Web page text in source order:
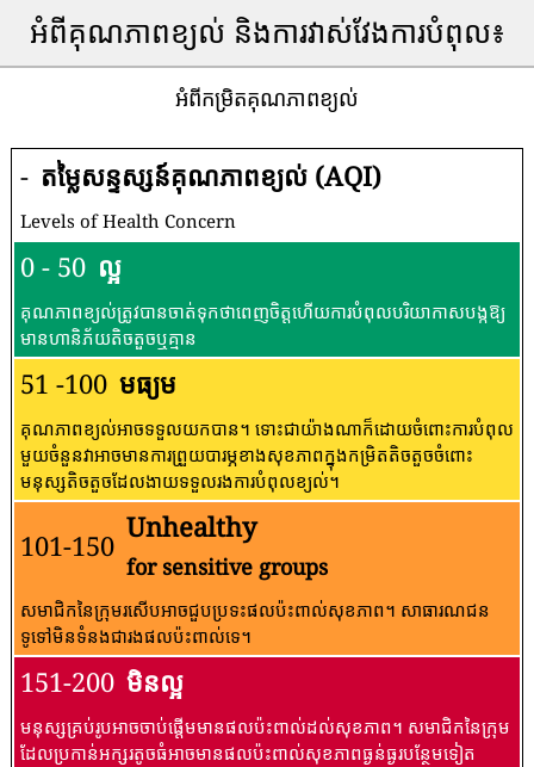
អំពីគុណភាពខ្យល់ និងការវាស់វែងការបំពុល៖
អំពីកម្រិតគុណភាពខ្យល់
- តម្លៃសន្ទស្សន៍គុណភាពខ្យល់ (AQI)
Levels of Health Concern
0 - 50 ល្អ
គុណភាពខ្យល់ត្រូវបានចាត់ទុកថាពេញចិត្តហើយការបំពុលបរិយាកាសបង្កឱ្យ
មានហានិភ័យតិចតួចឬគ្មាន
51 -100 មធ្យម
គុណភាពខ្យល់អាចទទួលយកបាន។ ទោះជាយ៉ាងណាក៏ដោយចំពោះការបំពុល
មួយចំនួនវាអាចមានការព្រួយបារម្ភខាងសុខភាពក្នុងកម្រិតតិចតួចចំពោះ
មនុស្សតិចតួចដែលងាយទទួលរងការបំពុលខ្យល់។
101-150
Unhealthy
for sensitive groups
សមាជិកនៃក្រុមរសើបអាចជួបប្រទះផលប៉ះពាល់សុខភាព។ សាធារណជន​
ទូទៅ​មិន​ទំនង​ជា​រង​ផល​ប៉ះពាល់​ទេ។
151-200 មិនល្អ
មនុស្សគ្រប់រូបអាចចាប់ផ្តើមមានផលប៉ះពាល់ដល់សុខភាព។ សមាជិកនៃក្រុម
ដែលប្រកាន់អក្សរតូចធំអាចមានផលប៉ះពាល់សុខភាពធ្ងន់ធ្ងរបន្ថែមទៀត